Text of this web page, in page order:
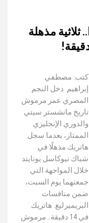
مذهلة
كتب: مصطفي
إبراهيم دخل النجم
المصري عمر مرموش
تاريخ مانشستر سيتي
والدوري الإنجليزي
الممتاز، بعدما سجل
هاتريك مذهلًا في
شباك نيوكاسل يونايتد
خلال المواجهة التي
جمعتهما يوم السبت،
ضمن منافسات
البريميرليغ. هاتريك
في 14 دقيقة.. مرموش